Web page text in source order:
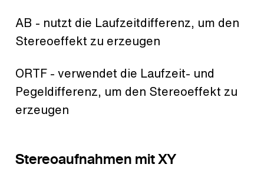
AB - nutzt die Laufzeitdifferenz, um den
Stereoeffekt zu erzeugen
ORTF - verwendet die Laufzeit- und
Pegeldifferenz, um den Stereoeffekt zu
erzeugen
Stereoaufnahmen mit XY